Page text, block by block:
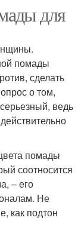
для
помады
сделать
о том,
ведь
помады
соотносится
– его
Не
как подтон